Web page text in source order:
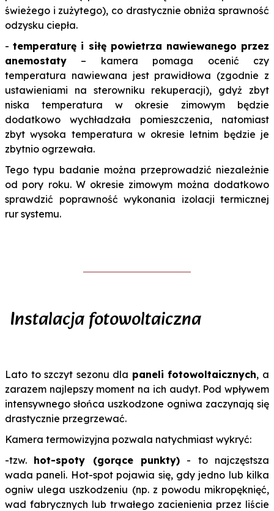
świeżego i zużytego), co drastycznie obniża sprawność
odzysku ciepła.
-temperaturę i siłę powietrza nawiewanego przez
anemostaty – kamera pomaga ocenić czy
temperatura nawiewana jest prawidłowa (zgodnie z
ustawieniami na sterowniku rekuperacji), gdyż zbyt
niska temperatura w okresie zimowym będzie
dodatkowo wychładzała pomieszczenia, natomiast
zbyt wysoka temperatura w okresie letnim będzie je
zbytnio ogrzewała.
Tego typu badanie można przeprowadzić niezależnie
od pory roku. W okresie zimowym można dodatkowo
sprawdzić poprawność wykonania izolacji termicznej
rur systemu.
Instalacja fotowoltaiczna
Lato to szczyt sezonu dla paneli fotowoltaicznych, a
zarazem najlepszy moment na ich audyt. Pod wpływem
intensywnego słońca uszkodzone ogniwa zaczynają się
drastycznie przegrzewać.
Kamera termowizyjna pozwala natychmiast wykryć:
-tzw. hot-spoty (gorące punkty) - to najczęstsza
wada paneli. Hot-spot pojawia się, gdy jedno lub kilka
ogniw ulega uszkodzeniu (np. z powodu mikropęknięć,
wad fabrycznych lub trwałego zacienienia przez liście